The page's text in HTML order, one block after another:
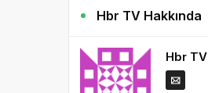
Hbr TV Hakkında
Hbr TV